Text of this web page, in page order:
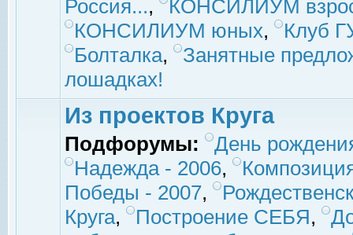
Россия...,
КОНСИЛИУМ
КОНСИЛИУМ юных,
Клуб
Болталка,
Занятные
лошадках!
Из проектов Круга
Подфорумы:
День
Надежда - 2006,
Победы - 2007,
Круга, Построение СЕБЯ,